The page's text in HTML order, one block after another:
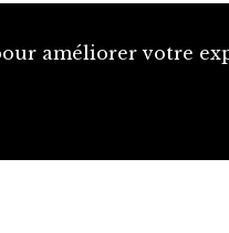
améliorer votre